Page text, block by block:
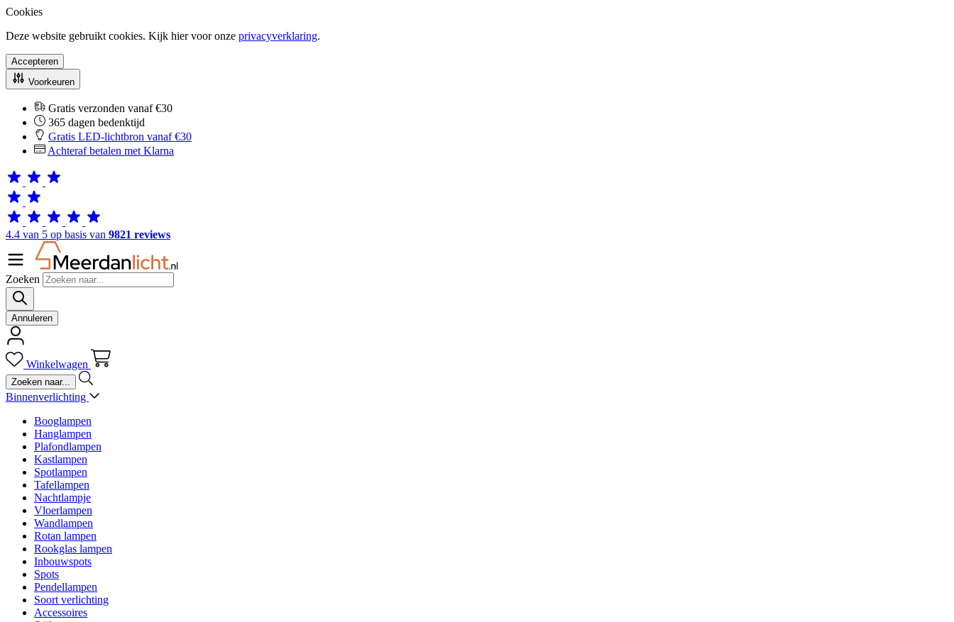
Cookies
Deze website gebruikt cookies. Kijk hier voor onze privacyverklaring.
Accepteren
Voorkeuren
Gratis verzonden vanaf €30
365 dagen bedenktijd
Gratis LED-lichtbron vanaf €30
Achteraf betalen met Klarna
4.4 van 5 op basis van 9821 reviews
Zoeken
Annuleren
Winkelwagen
Binnenverlichting
Booglampen
Hanglampen
Plafondlampen
Kastlampen
Spotlampen
Tafellampen
Nachtlampje
Vloerlampen
Wandlampen
Rotan lampen
Rookglas lampen
Inbouwspots
Spots
Pendellampen
Soort verlichting
Accessoires